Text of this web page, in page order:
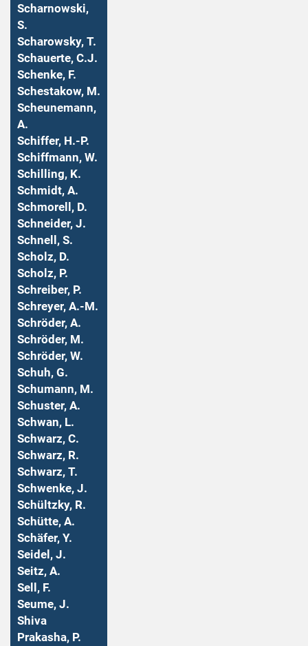
Scharnowski,
S.
Scharowsky, T.
Schauerte, C.J.
Schenke, F.
Schestakow, M.
Scheunemann,
A.
Schiffer, H.-P.
Schiffmann, W.
Schilling, K.
Schmidt, A.
Schmorell, D.
Schneider, J.
Schnell, S.
Scholz, D.
Scholz, P.
Schreiber, P.
Schreyer, A.-M.
Schröder, A.
Schröder, M.
Schröder, W.
Schuh, G.
Schumann, M.
Schuster, A.
Schwan, L.
Schwarz, C.
Schwarz, R.
Schwarz, T.
Schwenke, J.
Schültzky, R.
Schütte, A.
Schäfer, Y.
Seidel, J.
Seitz, A.
Sell, F.
Seume, J.
Shiva
Prakasha, P.